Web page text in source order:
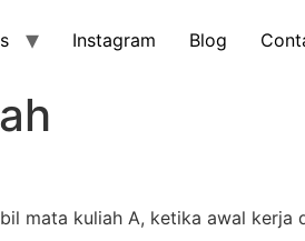
Instagram Blog
mata kuliah A, ketika awal